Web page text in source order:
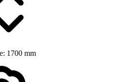
1700 mm